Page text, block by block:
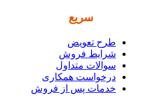
سریع
طرح تعویض
شرایط فروش
سوالات متداول
درخواست همکاری
خدمات پس از فروش